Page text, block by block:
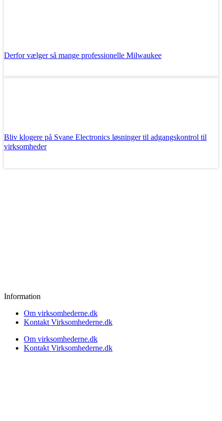
Derfor vælger så mange professionelle Milwaukee
Bliv klogere på Svane Electronics løsninger til adgangskontrol til
virksomheder
Information
Om virksomhederne.dk
Kontakt Virksomhederne.dk
Om virksomhederne.dk
Kontakt Virksomhederne.dk